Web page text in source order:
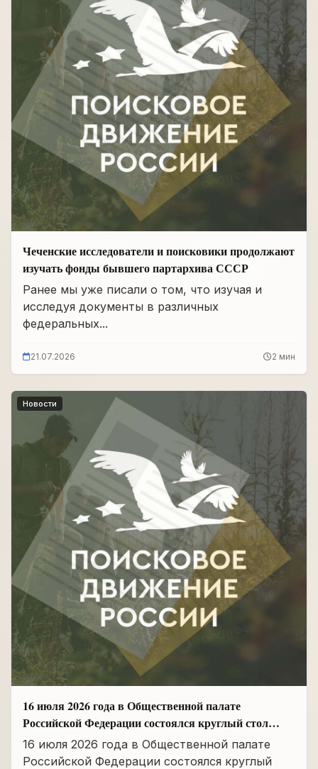
Чеченские исследователи и поисковики продолжают
изучать фонды бывшего партархива СССР
Ранее мы уже писали о том, что изучая и
исследуя документы в различных
федеральных...
21.07.2026 2 мин
Новости
16 июля 2026 года в Общественной палате
Российской Федерации состоялся круглый стол
«Сохранение памяти о Героях подвига
самопожертвования и воспитание...
16 июля 2026 года в Общественной палате
Российской Федерации состоялся круглый